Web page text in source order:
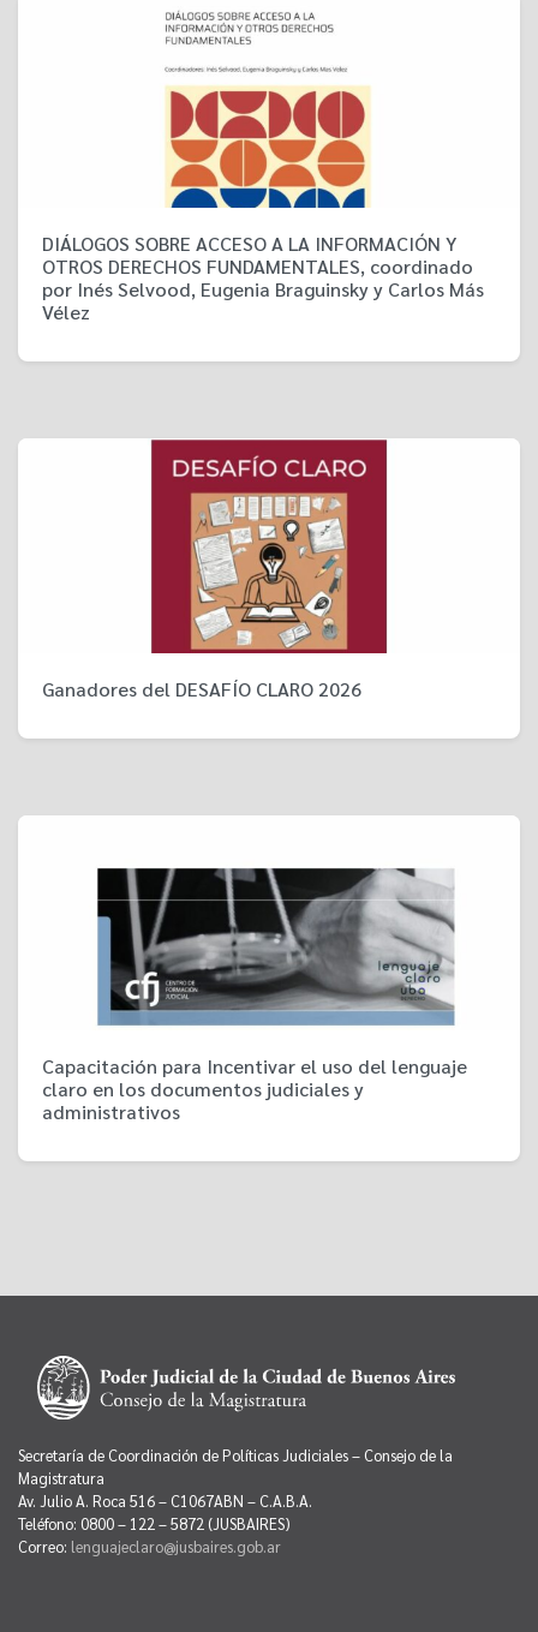
DIÁLOGOS SOBRE ACCESO A LA INFORMACIÓN Y
OTROS DERECHOS FUNDAMENTALES, coordinado
por Inés Selvood, Eugenia Braguinsky y Carlos Más
Vélez
Ganadores del DESAFÍO CLARO 2026
Capacitación para Incentivar el uso del lenguaje
claro en los documentos judiciales y
administrativos
Secretaría de Coordinación de Políticas Judiciales – Consejo de la
Magistratura
Av. Julio A. Roca 516 – C1067ABN – C.A.B.A.
Teléfono: 0800 – 122 – 5872 (JUSBAIRES)
Correo: lenguajeclaro@jusbaires.gob.ar